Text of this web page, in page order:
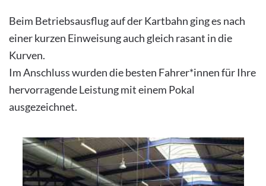
Beim Betriebsausflug auf der Kartbahn ging es nach
einer kurzen Einweisung auch gleich rasant in die
Kurven.
Im Anschluss wurden die besten Fahrer*innen für Ihre
hervorragende Leistung mit einem Pokal
ausgezeichnet.